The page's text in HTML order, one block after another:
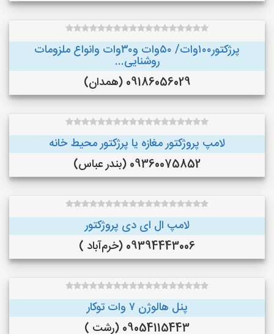
پرژکتور۱۰۰وات/ ۵۰وات و۳۰وات وانواع ملزومات
روشنایی...
09186056029 (همدان)
لامپ پروژکتور مغازه یا پرژکتور محیط خانه
09360075852 (بندر عباس)
لامپ ال ای دی پروژکتور
09394443006 (خرم‌آباد )
پنل هالوژن ۷ وات توکار
09054115443 (رشت )